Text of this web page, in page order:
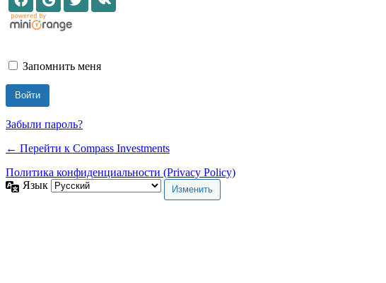
Запомнить меня
Забыли пароль?
← Перейти к Compass Investments
Политика конфиденциальности (Privacy Policy)
Язык